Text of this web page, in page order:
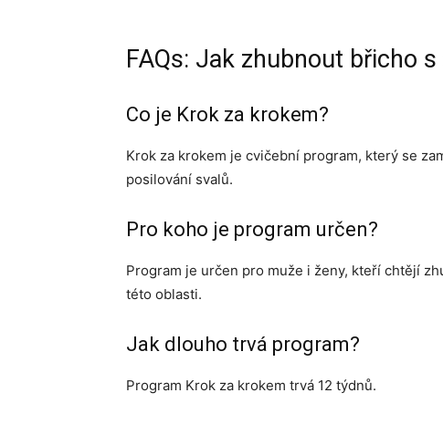
FAQs: Jak zhubnout břicho
Co je Krok za krokem?
Krok za krokem je cvičební program, který se
posilování svalů.
Pro koho je program určen?
Program je určen pro muže i ženy, kteří chtějí
této oblasti.
Jak dlouho trvá program?
Program Krok za krokem trvá 12 týdnů.